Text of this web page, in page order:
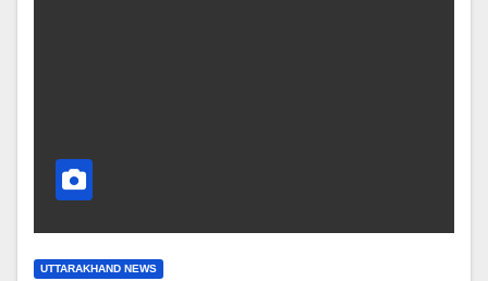
UTTARAKHAND NEWS